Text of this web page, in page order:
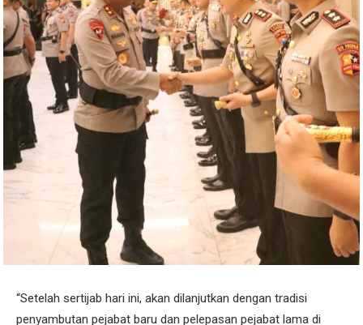
“Setelah sertijab hari ini, akan dilanjutkan dengan tradisi
penyambutan pejabat baru dan pelepasan pejabat lama di